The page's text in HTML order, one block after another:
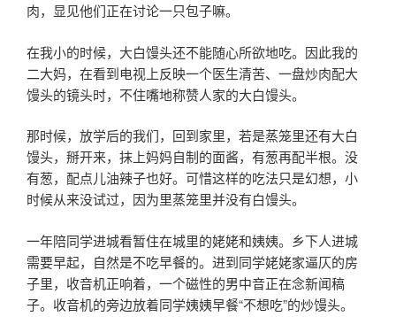
肉，显见他们正在讨论一只包子嘛。
在我小的时候，大白馒头还不能随心所欲地吃。因此我的
二大妈，在看到电视上反映一个医生清苦、一盘炒肉配大
馒头的镜头时，不住嘴地称赞人家的大白馒头。
那时候，放学后的我们，回到家里，若是蒸笼里还有大白
馒头，掰开来，抹上妈妈自制的面酱，有葱再配半根。没
有葱，配点儿油辣子也好。可惜这样的吃法只是幻想，小
时候从来没试过，因为里蒸笼里并没有白馒头。
一年陪同学进城看暂住在城里的姥姥和姨姨。乡下人进城
需要早起，自然是不吃早餐的。进到同学姥姥家逼仄的房
子里，收音机正响着，一个磁性的男中音正在念新闻稿
子。收音机的旁边放着同学姨姨早餐“不想吃”的炒馒头。